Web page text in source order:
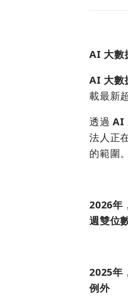
AI 大數
AI 大數
載最新
透過AI
法人正
的範圍。
2026年
週雙位
2025年
例外